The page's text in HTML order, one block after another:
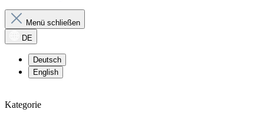
Menü schließen
DE
Deutsch
English
Kategorie